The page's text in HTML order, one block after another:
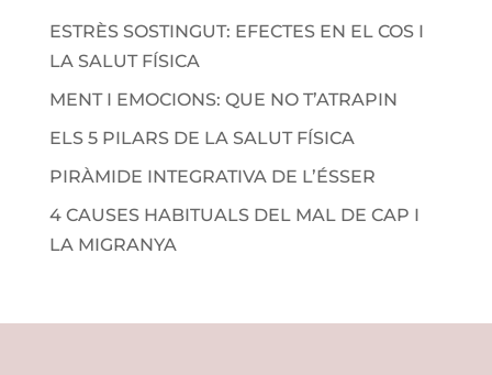
ESTRÈS SOSTINGUT: EFECTES EN EL COS I
LA SALUT FÍSICA
MENT I EMOCIONS: QUE NO T’ATRAPIN
ELS 5 PILARS DE LA SALUT FÍSICA
PIRÀMIDE INTEGRATIVA DE L’ÉSSER
4 CAUSES HABITUALS DEL MAL DE CAP I
LA MIGRANYA